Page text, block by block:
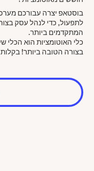
בוסטאפ יצרה עבורכם
לתפעול, כדי לנהל עסק
המתקדמים ביותר.
כלי האוטומציות הוא
בצורה הטובה ביותר!